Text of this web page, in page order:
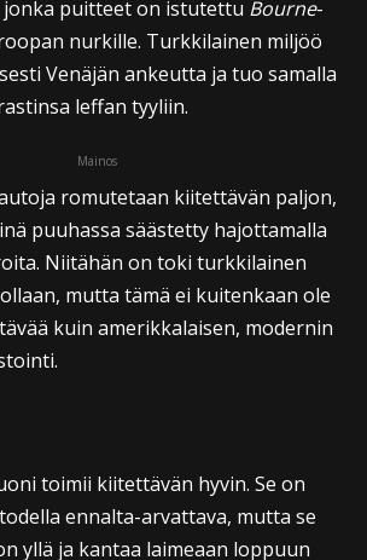
puitteet on istutettu Bourne-
nurkille. Turkkilainen miljöö
Venäjän ankeutta ja tuo samalla
leffan tyyliin.
Mainos
romutetaan kiitettävän paljon,
puuhassa säästetty hajottamalla
Niitähän on toki turkkilainen
mutta tämä ei kuitenkaan ole
kuin amerikkalaisen, modernin
toimii kiitettävän hyvin. Se on
ennalta-arvattava, mutta se
yllä ja kantaa laimeaan loppuun